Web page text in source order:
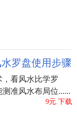
罗盘使用步骤
看风水比学罗
准风水布局位......
9元.下载